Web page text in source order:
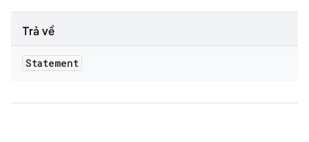
Trả về
Statement